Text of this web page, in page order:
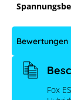
Bewertungen
Fox